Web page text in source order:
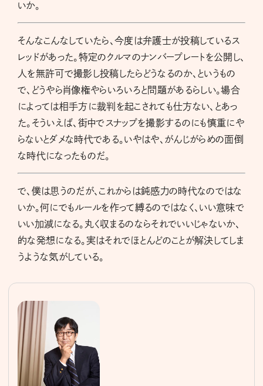
いか。
そんなこんなしていたら、今度は弁護士が投稿しているス
レッドがあった。特定のクルマのナンバープレートを公開し、
人を無許可で撮影し投稿したらどうなるのか、というもの
で、どうやら肖像権やらいろいろと問題があるらしい。場合
によっては相手方に裁判を起こされても仕方ない、とあっ
た。そういえば、街中でスナップを撮影するのにも慎重にや
らないとダメな時代である。いやはや、がんじがらめの面倒
な時代になったものだ。
で、僕は思うのだが、これからは鈍感力の時代なのではな
いか。何にでもルールを作って縛るのではなく、いい意味で
いい加減になる。丸く収まるのならそれでいいじゃないか、
的な発想になる。実はそれでほとんどのことが解決してしま
うような気がしている。